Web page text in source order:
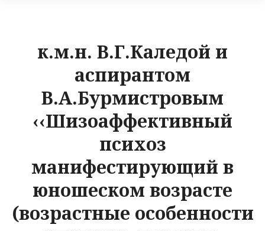
к.м.н. В.Г.Каледой и
аспирантом
В.А.Бурмистровым
‹‹Шизоаффективный
психоз
манифестирующий в
юношеском возрасте
(возрастные особенности